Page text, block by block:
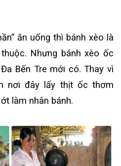
ăn uống thì bánh xèo là
Nhưng bánh xèo ốc
Bến Tre mới có. Thay vì
nơi đây lấy thịt ốc thơm
làm nhân bánh.